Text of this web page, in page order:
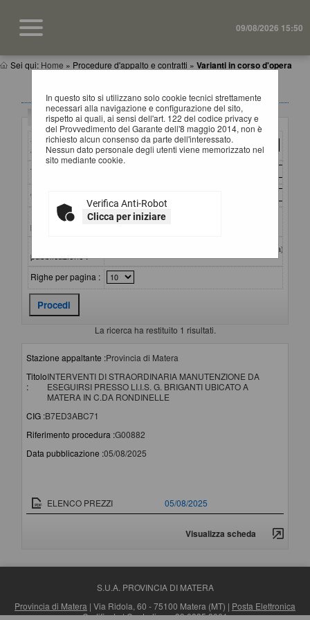
09/08/2026 15:50
Sei qui: Home » Procedure d'appalto e contratti » Varianti in corso d'opera
In questo sito si utilizzano solo cookie tecnici strettamente
necessari alla navigazione e configurazione del sito,
rispetto ai quali, ai sensi dell'art. 122 del codice privacy e
del Provvedimento del Garante dell'8 maggio 2014, non è
richiesto alcun consenso da parte dell'interessato.
Nessun dato personale degli utenti viene memorizzato nel
sito mediante cookie.
Verifica Anti-Robot
Clicca per iniziare
VARIANTI IN CORSO D'OPERA
Criteri di ricerca
Stazione
appaltante :
Titolo :
CIG :
Riferimento
procedura :
pubblicazione :
(gg/mm/aaaa)
Righe per pagina :
La ricerca ha restituito 1 risultati.
Stazione appaltante :Provincia di Matera
Titolo
:
INTERVENTI DI STRAORDINARIA MANUTENZIONE DA
ESEGUIRSI PRESSO LI.I.S. G. BRIGANTI UBICATO A
MATERA IN C.DA RONDINELLE
CIG :B7ED3ABC71
Riferimento procedura :G00882
Data pubblicazione :05/08/2025
ELENCO PREZZI 05/08/2025
Visualizza scheda
S.U.A. PROVINCIA DI MATERA
Provincia di Matera | Via Ridola, 60 - 75100 Matera (MT) | Posta Elettronica
Certificata| Centralino: +39 0835 3061